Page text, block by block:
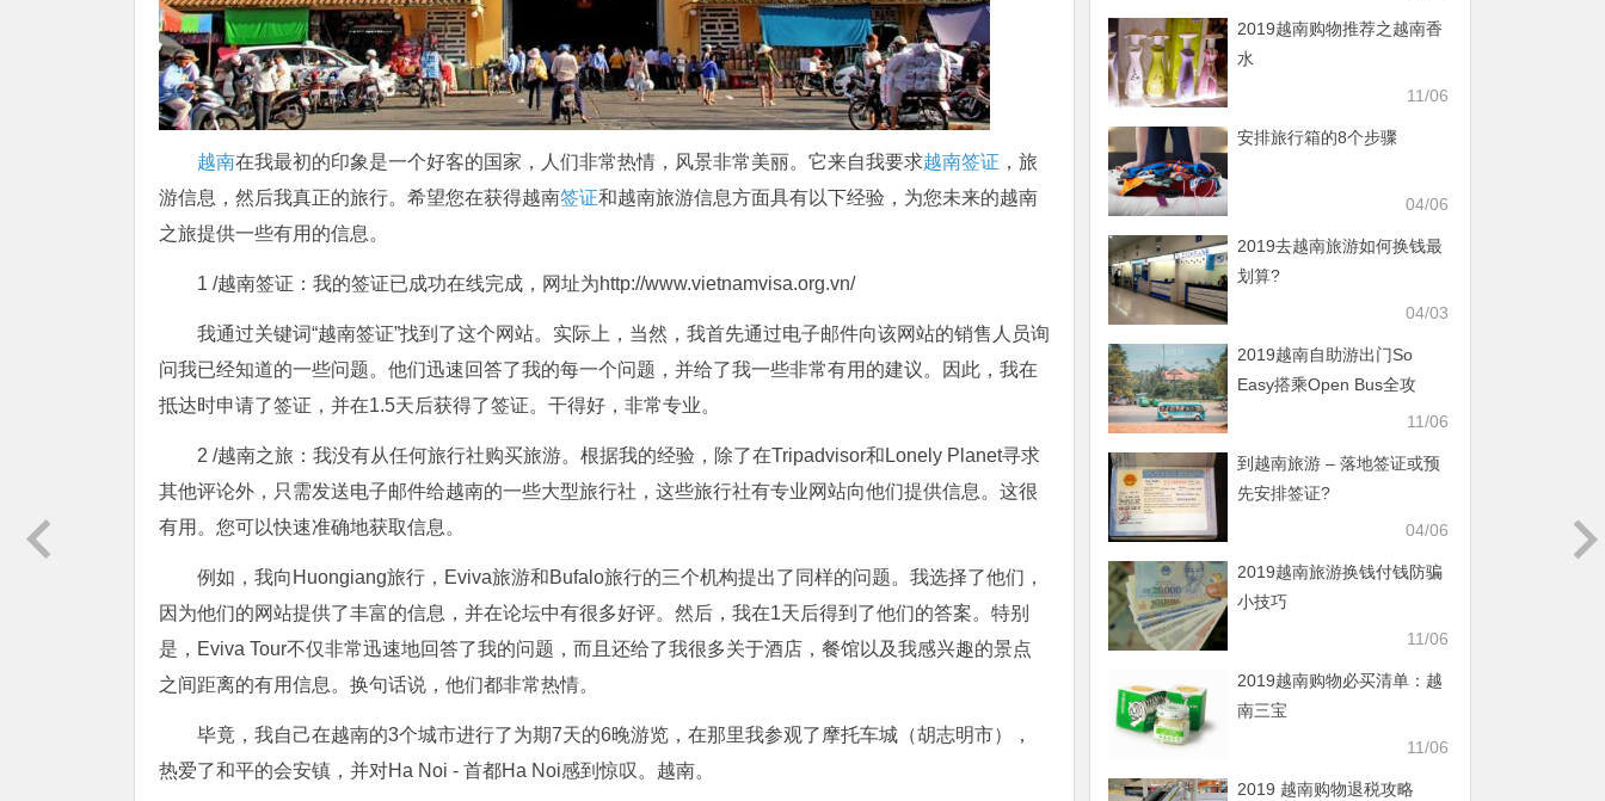
越南在我最初的印象是一个好客的国家，人们非常热情，风景非常美丽。它来自我要求越南签证 ，旅
游信息，然后我真正的旅行。希望您在获得越南签证和越南旅游信息方面具有以下经验，为您未来的越南
之旅提供一些有用的信息。
1 /越南签证：我的签证已成功在线完成，网址为http://www.vietnamvisa.org.vn/
我通过关键词“越南签证”找到了这个网站。实际上，当然，我首先通过电子邮件向该网站的销售人员询
问我已经知道的一些问题。他们迅速回答了我的每一个问题，并给了我一些非常有用的建议。因此，我在
抵达时申请了签证，并在1.5天后获得了签证。干得好，非常专业。
2 /越南之旅：我没有从任何旅行社购买旅游。根据我的经验，除了在Tripadvisor和Lonely Planet寻求
其他评论外，只需发送电子邮件给越南的一些大型旅行社，这些旅行社有专业网站向他们提供信息。这很
有用。您可以快速准确地获取信息。
例如，我向Huongiang旅行，Eviva旅游和Bufalo旅行的三个机构提出了同样的问题。我选择了他们，
因为他们的网站提供了丰富的信息，并在论坛中有很多好评。然后，我在1天后得到了他们的答案。特别
是，Eviva Tour不仅非常迅速地回答了我的问题，而且还给了我很多关于酒店，餐馆以及我感兴趣的景点
之间距离的有用信息。换句话说，他们都非常热情。
毕竟，我自己在越南的3个城市进行了为期7天的6晚游览，在那里我参观了摩托车城（胡志明市），
热爱了和平的会安镇，并对Ha Noi - 首都Ha Noi感到惊叹。越南。
2019越南购物推荐之越南香
水
11/06
安排旅行箱的8个步骤
04/06
2019去越南旅游如何换钱最
划算?
04/03
2019越南自助游出门So
Easy搭乘Open Bus全攻
11/06
到越南旅游 – 落地签证或预
先安排签证?
04/06
2019越南旅游换钱付钱防骗
小技巧
11/06
2019越南购物必买清单：越
南三宝
11/06
2019 越南购物退税攻略